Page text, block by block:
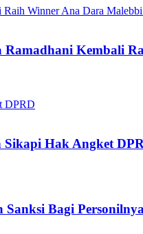
Kembali
Sikapi Hak Angket
Sanksi Bagi Personilnya